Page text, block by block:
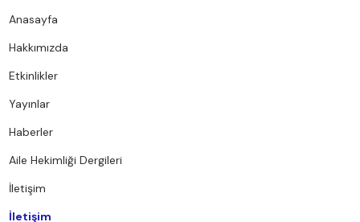
Anasayfa
Hakkımızda
Etkinlikler
Yayınlar
Haberler
Aile Hekimliği Dergileri
İletişim
İletişim